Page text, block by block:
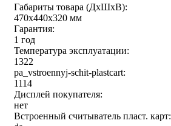
Габариты товара (ДxШxВ):
470x440x320 мм
Гарантия:
1 год
Температура эксплуатации:
1322
pa_vstroennyj-schit-plastcart:
1114
Дисплей покупателя:
нет
Встроенный считыватель пласт. карт: